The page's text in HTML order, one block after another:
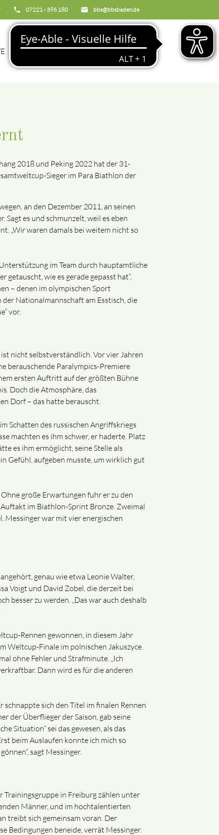
email bbs@bbsbaden.de
phone 07221 - 396 180
BBS search
2018 und Peking 2022 hat der 31-
Sieger im Para Biathlon der
an den Dezember 2011, an seinen
Sagt es und schmunzelt, weil es eben
„Wir waren damals bei weitem nicht so
im Team durch hauptamtliche
wie es gerade gepasst hat“,
– denen im olympischen Sport
Nationalmannschaft am Esstisch, die
vor.
nicht selbstverständlich. Vor vier Jahren
berauschende Paralympics-Premiere
ersten Auftritt auf der größten Bühne
Doch die Atmosphäre, das
Dorf – das hatte berauscht.
Schatten des russischen Angriffskriegs
machten es ihm schwer, er haderte. Platz
es ihm ermöglicht, seine Stelle als
Gefühl, aufgeben musste, um wirklich gut
große Erwartungen fuhr er zu den
im Biathlon-Sprint Bronze. Zweimal
Messinger war mit vier energischen
genau wie etwa Leonie Walter,
Voigt und David Zobel, die derzeit bei
besser zu werden. „Das war auch deshalb
Rennen gewonnen, in diesem Jahr
Weltcup-Finale im polnischen Jakuszyce.
ohne Fehler und Strafminute. „Ich
Dann wird es für die anderen
sich den Titel im finalen Rennen
der Überflieger der Saison, gab seine
Situation“ sei das gewesen, als das
beim Auslaufen konnte ich mich so
sagt Messinger.
Trainingsgruppe in Freiburg zählen unter
Männer, und im hochtalentierten
treibt sich gemeinsam voran. Der
Bedingungen beneide, verrät Messinger.